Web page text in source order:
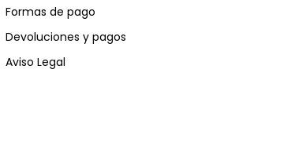
Formas de pago
Devoluciones y pagos
Aviso Legal